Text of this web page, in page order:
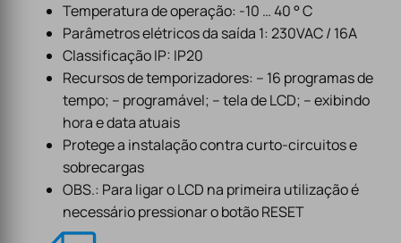
Temperatura de operação: -10 … 40 ° C
Parâmetros elétricos da saída 1: 230VAC / 16A
Classificação IP: IP20
Recursos de temporizadores: – 16 programas de
tempo; – programável; – tela de LCD; – exibindo
hora e data atuais
Protege a instalação contra curto-circuitos e
sobrecargas
OBS.: Para ligar o LCD na primeira utilização é
necessário pressionar o botão RESET